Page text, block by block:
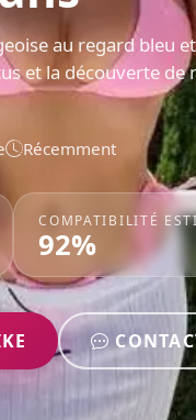
au regard bleu
et la découverte de
Récemment
COMPATIBILITÉ
92%